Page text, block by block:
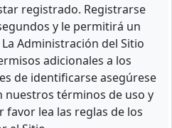
registrado. Registrarse
y le permitirá un
Administración del Sitio
adicionales a los
de identificarse asegúrese
nuestros términos de uso y
favor lea las reglas de los